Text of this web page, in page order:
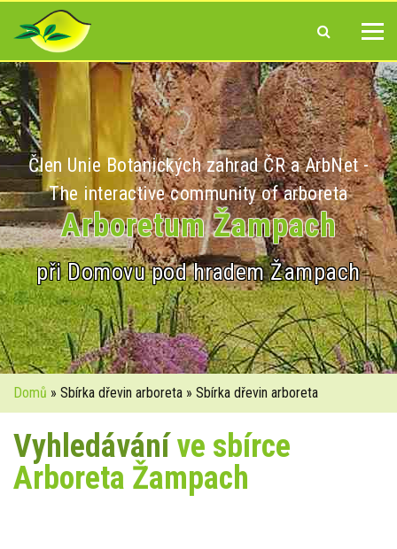
Člen Unie Botanických zahrad ČR a ArbNet -
The interactive community of arboreta
Arboretum Žampach
při Domovu pod hradem Žampach
Domů » Sbírka dřevin arboreta » Sbírka dřevin arboreta
Vyhledáváníve sbírce
Arboreta Žampach